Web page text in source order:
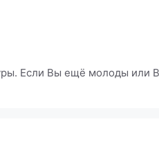
Если Вы ещё молоды или